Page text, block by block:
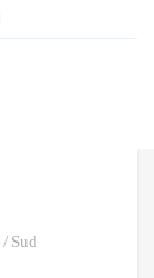
Sud